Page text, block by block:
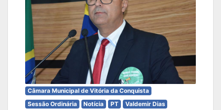
Câmara Municipal de Vitória da Conquista
Sessão Ordinária
Notícia PT Valdemir Dias